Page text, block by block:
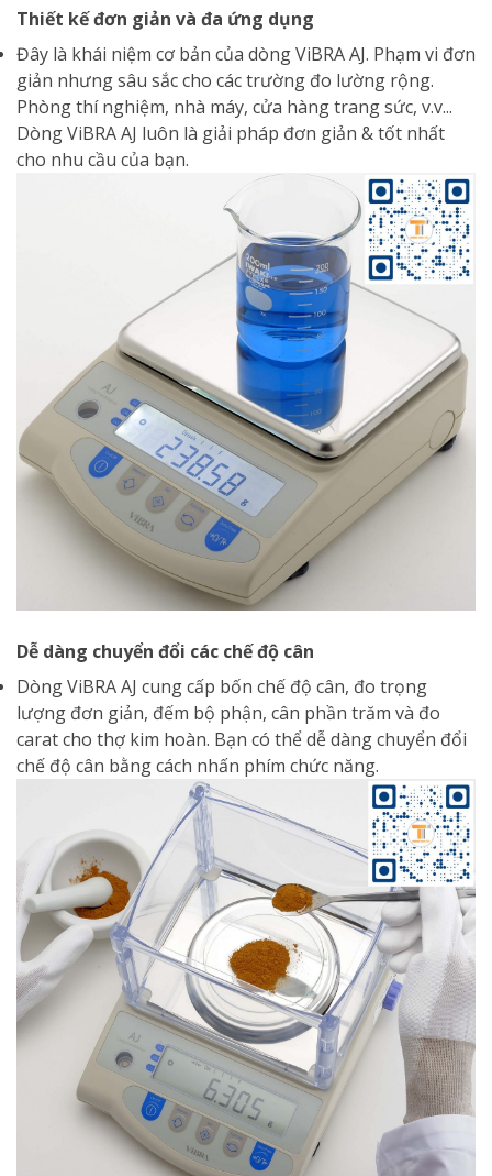
Thiết kế đơn giản và đa ứng dụng
Đây là khái niệm cơ bản của dòng ViBRA AJ. Phạm vi đơn
giản nhưng sâu sắc cho các trường đo lường rộng.
Phòng thí nghiệm, nhà máy, cửa hàng trang sức, v.v...
Dòng ViBRA AJ luôn là giải pháp đơn giản & tốt nhất
cho nhu cầu của bạn.
Dễ dàng chuyển đổi các chế độ cân
Dòng ViBRA AJ cung cấp bốn chế độ cân, đo trọng
lượng đơn giản, đếm bộ phận, cân phần trăm và đo
carat cho thợ kim hoàn. Bạn có thể dễ dàng chuyển đổi
chế độ cân bằng cách nhấn phím chức năng.